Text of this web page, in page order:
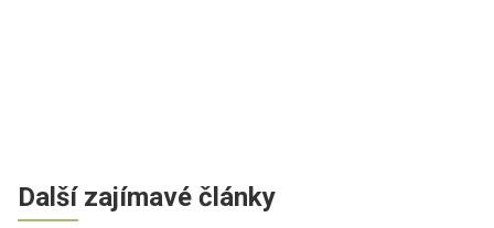
Další zajímavé články